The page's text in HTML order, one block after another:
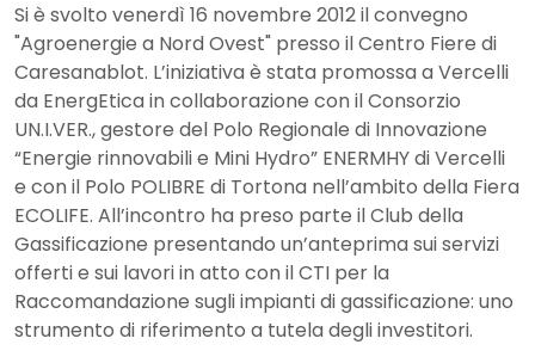
Si è svolto venerdì 16 novembre 2012 il convegno
"Agroenergie a Nord Ovest" presso il Centro Fiere di
Caresanablot. L’iniziativa è stata promossa a Vercelli
da EnergEtica in collaborazione con il Consorzio
UN.I.VER., gestore del Polo Regionale di Innovazione
“Energie rinnovabili e Mini Hydro” ENERMHY di Vercelli
e con il Polo POLIBRE di Tortona nell’ambito della Fiera
ECOLIFE. All’incontro ha preso parte il Club della
Gassificazione presentando un’anteprima sui servizi
offerti e sui lavori in atto con il CTI per la
Raccomandazione sugli impianti di gassificazione: uno
strumento di riferimento a tutela degli investitori.